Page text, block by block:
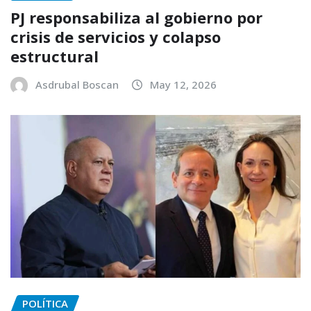
PJ responsabiliza al gobierno por
crisis de servicios y colapso
estructural
Asdrubal Boscan May 12, 2026
POLÍTICA